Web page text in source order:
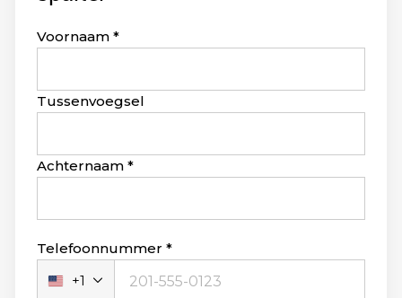
Leave
blank
Voornaam
Tussenvoegsel
Achternaam
Telefoonnummer
Verenigde
+1